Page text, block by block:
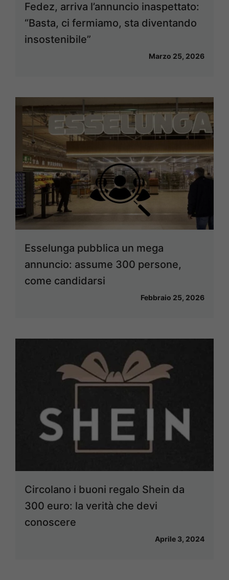
Fedez, arriva l’annuncio inaspettato:
“Basta, ci fermiamo, sta diventando
insostenibile”
Marzo 25, 2026
Esselunga pubblica un mega
annuncio: assume 300 persone,
come candidarsi
Febbraio 25, 2026
Circolano i buoni regalo Shein da
300 euro: la verità che devi
conoscere
Aprile 3, 2024